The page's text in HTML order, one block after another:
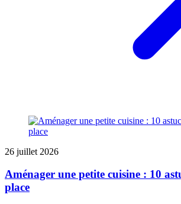
26 juillet 2026
Aménager une petite cuisine : 10
place